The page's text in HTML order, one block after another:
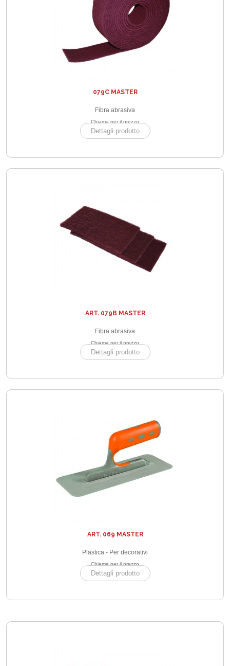
079C MASTER
Fibra abrasiva
Chiama per il prezzo
Dettagli prodotto
ART. 079B MASTER
Fibra abrasiva
Chiama per il prezzo
Dettagli prodotto
ART. 069 MASTER
Plastica - Per decorativi
Chiama per il prezzo
Dettagli prodotto